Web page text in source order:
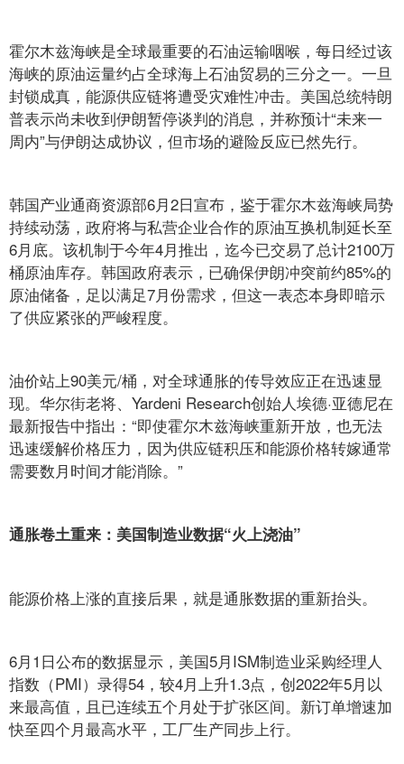
霍尔木兹海峡是全球最重要的石油运输咽喉，每日经过该
海峡的原油运量约占全球海上石油贸易的三分之一。一旦
封锁成真，能源供应链将遭受灾难性冲击。美国总统特朗
普表示尚未收到伊朗暂停谈判的消息，并称预计“未来一
周内”与伊朗达成协议，但市场的避险反应已然先行。
韩国产业通商资源部6月2日宣布，鉴于霍尔木兹海峡局势
持续动荡，政府将与私营企业合作的原油互换机制延长至
6月底。该机制于今年4月推出，迄今已交易了总计2100万
桶原油库存。韩国政府表示，已确保伊朗冲突前约85%的
原油储备，足以满足7月份需求，但这一表态本身即暗示
了供应紧张的严峻程度。
油价站上90美元/桶，对全球通胀的传导效应正在迅速显
现。华尔街老将、Yardeni Research创始人埃德·亚德尼在
最新报告中指出：“即使霍尔木兹海峡重新开放，也无法
迅速缓解价格压力，因为供应链积压和能源价格转嫁通常
需要数月时间才能消除。”
通胀卷土重来：美国制造业数据“火上浇油”
能源价格上涨的直接后果，就是通胀数据的重新抬头。
6月1日公布的数据显示，美国5月ISM制造业采购经理人
指数（PMI）录得54，较4月上升1.3点，创2022年5月以
来最高值，且已连续五个月处于扩张区间。新订单增速加
快至四个月最高水平，工厂生产同步上行。